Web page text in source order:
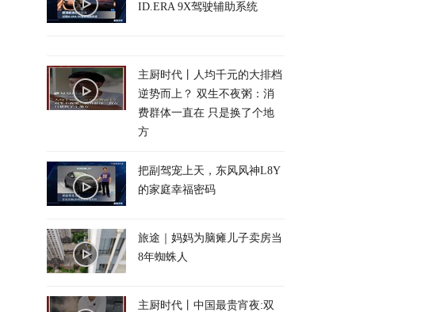
ID.ERA 9X驾驶辅助系统
主厨时代丨人均千元的大排档
逆势而上？ 双生不夜粥：消
费群体一直在 只是换了个地
方
把副驾宠上天，东风风神L8Y
的家庭幸福密码
旅途｜妈妈为脑瘫儿子卖房当
8年蜘蛛人
主厨时代丨中国最贵宵夜:双